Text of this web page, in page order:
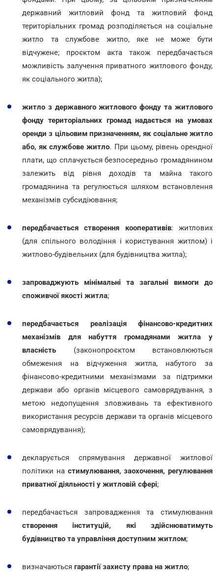
державний житловий фонд та житловий фонд
територіальних громад розподіляється на соціальне
житло та службове житло, яке не може бути
відчужене; проєктом акта також передбачається
можливість залучення приватного житлового фонду,
як соціального житла);
житло з державного житлового фонду та житлового
фонду територіальних громад надається на умовах
оренди з цільовим призначенням, як соціальне житло
або, як службове житло. При цьому, рівень орендної
плати, що сплачується безпосередньо громадянином
залежить від рівня доходів та майна такого
громадянина та регулюється шляхом встановлення
механізмів субсидіювання;
передбачається створення кооперативів: житлових
(для спільного володіння і користування житлом) і
житлово-будівельних (для будівництва житла);
запроваджують мінімальні та загальні вимоги до
споживчої якості житла;
передбачається реалізація фінансово-кредитних
механізмів для набуття громадянами житла у
власність (законопроєктом встановлюються
обмеження на відчуження житла, набутого за
фінансово-кредитними механізмами за підтримки
держави або органів місцевого самоврядування, з
метою недопущення зловживань та ефективного
використання ресурсів держави та органів місцевого
самоврядування);
декларується спрямування державної житлової
політики на стимулювання, заохочення, регулювання
приватної діяльності у житловій сфері;
передбачається запровадження та стимулювання
створення інституцій, які здійснюватимуть
будівництво та управління доступним житлом;
визначаються гарантії захисту права на житло;